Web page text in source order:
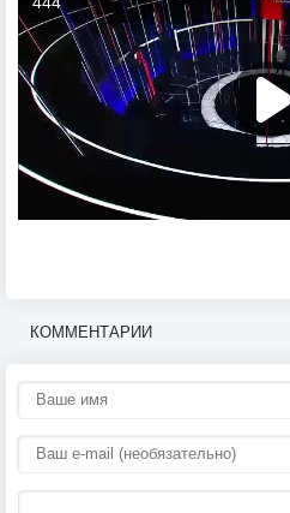
КОММЕНТАРИИ